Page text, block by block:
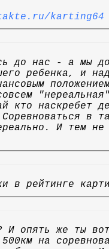
karting64
до нас - а мы
ребенка, и
кто наскребет
в
И тем не
рейтинге
И опять же ты
на